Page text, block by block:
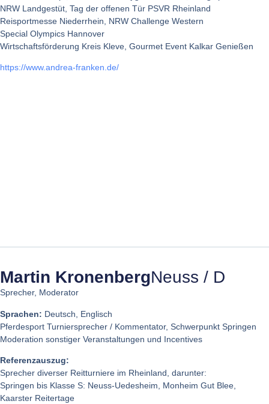
NRW Landgestüt, Tag der offenen Tür PSVR Rheinland
Reisportmesse Niederrhein, NRW Challenge Western
Special Olympics Hannover
Wirtschaftsförderung Kreis Kleve, Gourmet Event Kalkar Genießen
https://www.andrea-franken.de/
Martin KronenbergNeuss / D
Sprecher, Moderator
Sprachen: Deutsch, Englisch
Pferdesport Turniersprecher / Kommentator, Schwerpunkt Springen
Moderation sonstiger Veranstaltungen und Incentives
Referenzauszug:
Sprecher diverser Reitturniere im Rheinland, darunter:
Springen bis Klasse S: Neuss-Uedesheim, Monheim Gut Blee,
Kaarster Reitertage